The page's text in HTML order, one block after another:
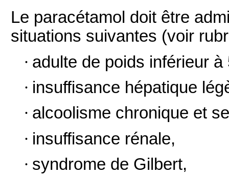
Le paracétamol doit être
situations suivantes (voir
· adulte de poids inférieur à
· insuffisance hépatique
· alcoolisme chronique et
· insuffisance rénale,
· syndrome de Gilbert,